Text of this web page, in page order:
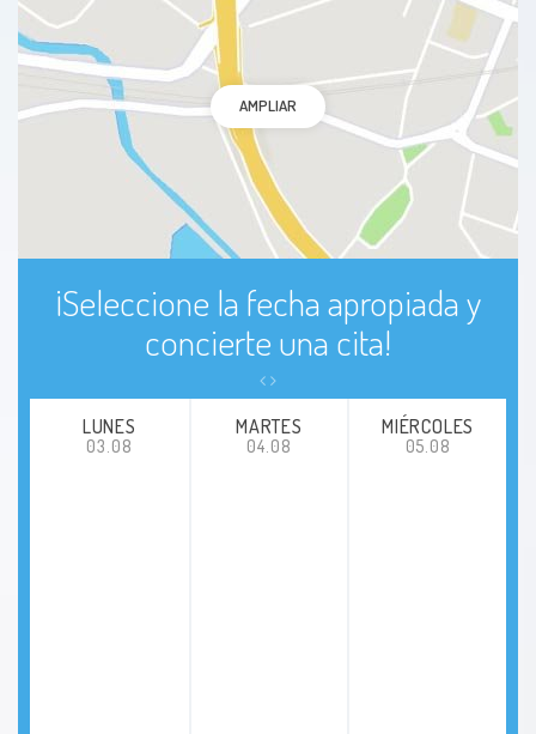
AMPLIAR
¡Seleccione la fecha apropiada y
concierte una cita!
LUNES
03.08
MARTES
04.08
MIÉRCOLES
05.08